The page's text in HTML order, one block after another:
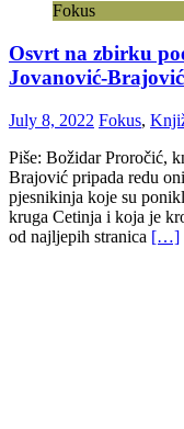
Fokus
Osvrt na zbirku
Jovanović-Brajović
July 8, 2022 Fokus,
Piše: Božidar Proročić,
Brajović pripada redu
pjesnikinja koje su
kruga Cetinja i koja je
od najljepih stranica […]